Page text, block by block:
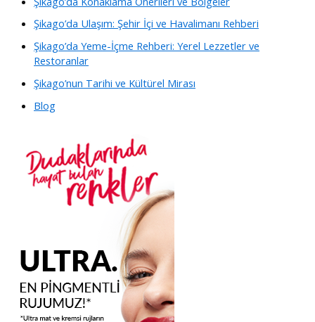
Şikago’da Ulaşım: Şehir İçi ve Havalimanı Rehberi
Şikago’da Yeme-İçme Rehberi: Yerel Lezzetler ve
Restoranlar
Şikago’nun Tarihi ve Kültürel Mirası
Blog